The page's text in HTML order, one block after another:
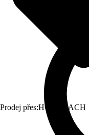
Prodej přes:HORNBACH